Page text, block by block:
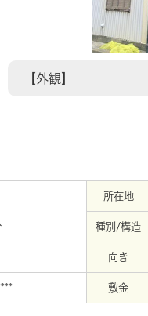
【外観】
所在地
種別/構造
向き
敷金